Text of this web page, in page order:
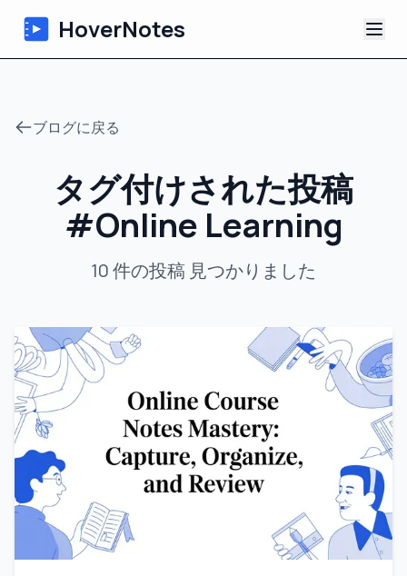
HoverNotes
AI動画ノート
チュートリアル
について
ブログに戻る
タグ付けされた投稿
#Online Learning
10件の投稿 見つかりました